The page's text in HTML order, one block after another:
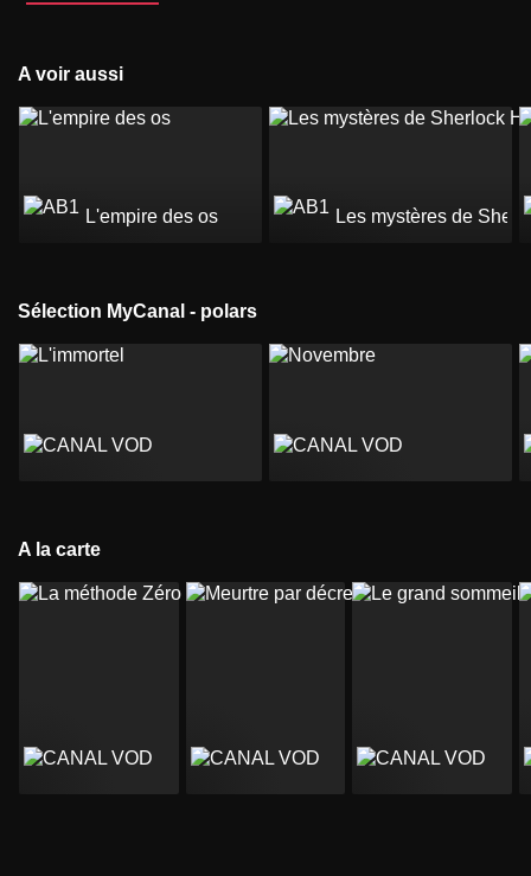
A voir aussi
L'empire des os Les mystères de
Sélection MyCanal - polars
A la carte